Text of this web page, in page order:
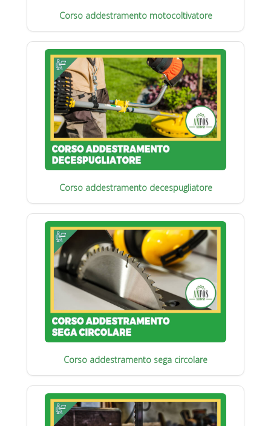
Corso addestramento motocoltivatore
Corso addestramento decespugliatore
Corso addestramento sega circolare